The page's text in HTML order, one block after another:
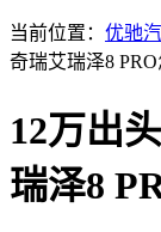
当前位置： 优驰
奇瑞艾瑞泽8 PRO
12万出
瑞泽8